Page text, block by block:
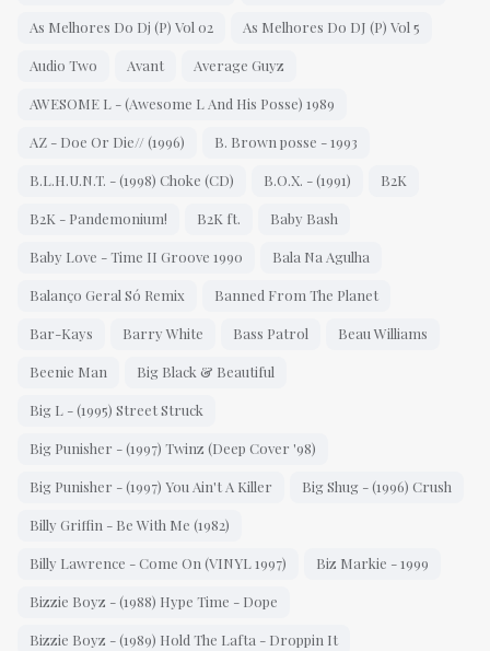
As Melhores Do Dj (P) Vol 02 As Melhores Do DJ (P) Vol 5
Audio Two Avant Average Guyz
AWESOME L - (Awesome L And His Posse) 1989
AZ - Doe Or Die// (1996) B. Brown posse - 1993
B.L.H.U.N.T. - (1998) Choke (CD) B.O.X. - (1991) B2K
B2K - Pandemonium! B2K ft. Baby Bash
Baby Love - Time II Groove 1990 Bala Na Agulha
Balanço Geral Só Remix Banned From The Planet
Bar-Kays Barry White Bass Patrol Beau Williams
Beenie Man Big Black & Beautiful
Big L - (1995) Street Struck
Big Punisher - (1997) Twinz (Deep Cover '98)
Big Punisher - (1997) You Ain't A Killer Big Shug - (1996) Crush
Billy Griffin - Be With Me (1982)
Billy Lawrence - Come On (VINYL 1997) Biz Markie - 1999
Bizzie Boyz - (1988) Hype Time - Dope
Bizzie Boyz - (1989) Hold The Lafta - Droppin It